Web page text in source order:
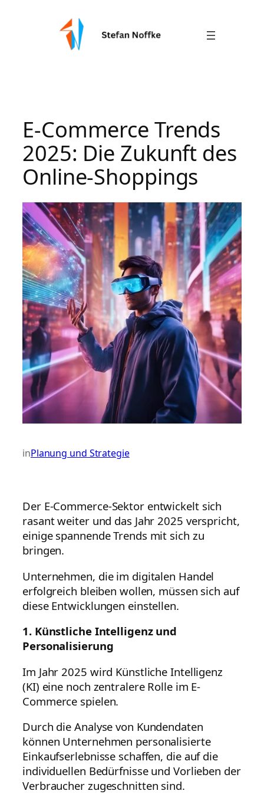
E-Commerce Trends
2025: Die Zukunft des
Online-Shoppings
inPlanung und Strategie
Der E-Commerce-Sektor entwickelt sich
rasant weiter und das Jahr 2025 verspricht,
einige spannende Trends mit sich zu
bringen.
Unternehmen, die im digitalen Handel
erfolgreich bleiben wollen, müssen sich auf
diese Entwicklungen einstellen.
1. Künstliche Intelligenz und
Personalisierung
Im Jahr 2025 wird Künstliche Intelligenz
(KI) eine noch zentralere Rolle im E-
Commerce spielen.
Durch die Analyse von Kundendaten
können Unternehmen personalisierte
Einkaufserlebnisse schaffen, die auf die
individuellen Bedürfnisse und Vorlieben der
Verbraucher zugeschnitten sind.